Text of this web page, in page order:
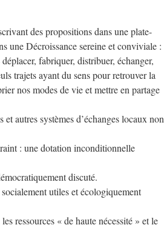
des propositions dans une plate-
une Décroissance sereine et conviviale :
fabriquer, distribuer, échanger,
trajets ayant du sens pour retrouver la
nos modes de vie et mettre en partage
autres systèmes d’échanges locaux non
: une dotation inconditionnelle
discuté.
utiles et écologiquement
ressources « de haute nécessité » et le